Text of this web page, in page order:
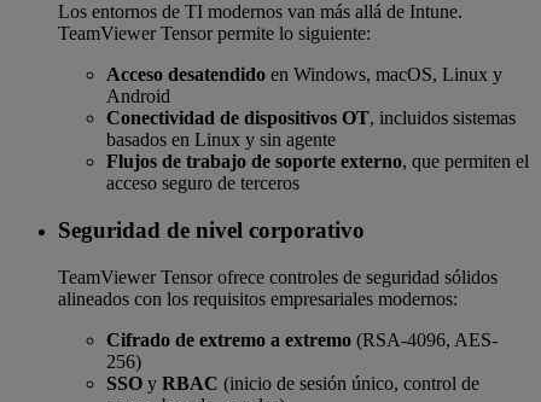
Los entornos de TI modernos van más allá de Intune.
TeamViewer Tensor permite lo siguiente:
Acceso desatendido en Windows, macOS, Linux y
Android
Conectividad de dispositivos OT, incluidos sistemas
basados en Linux y sin agente
Flujos de trabajo de soporte externo, que permiten el
acceso seguro de terceros
Seguridad de nivel corporativo
TeamViewer Tensor ofrece controles de seguridad sólidos
alineados con los requisitos empresariales modernos:
Cifrado de extremo a extremo (RSA-4096, AES-
256)
SSO y RBAC (inicio de sesión único, control de